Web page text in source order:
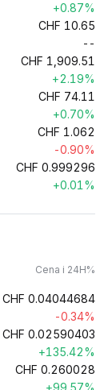
+0.87%
CHF 10.65
--
CHF 1,909.51
+2.19%
CHF 74.11
+0.70%
CHF 1.062
-0.90%
CHF 0.999296
+0.01%
Cena i 24H%
CHF 0.04044684
-0.34%
CHF 0.02590403
+135.42%
CHF 0.260028
+99.57%